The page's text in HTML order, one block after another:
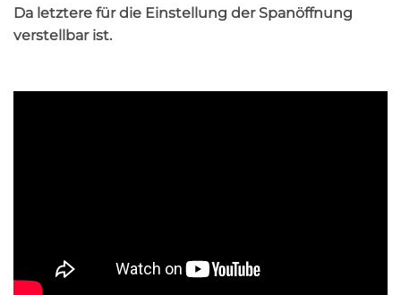
Da letztere für die Einstellung der Spanöffnung
verstellbar ist.